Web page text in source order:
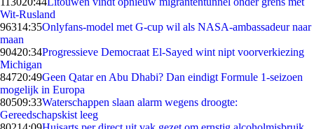
Wit-Rusland
96314:35Onlyfans-model met G-cup wil als NASA-ambassadeur naar
maan
90420:34Progressieve Democraat El-Sayed wint nipt voorverkiezing
Michigan
84720:49Geen Qatar en Abu Dhabi? Dan eindigt Formule 1-seizoen
mogelijk in Europa
80509:33Waterschappen slaan alarm wegens droogte:
Gereedschapskist leeg